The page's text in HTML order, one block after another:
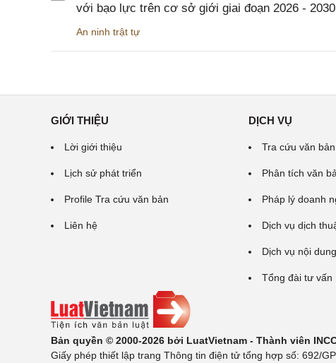
với bạo lực trên cơ sở giới giai đoạn 2026 -
An ninh trật tự
GIỚI THIỆU
Lời giới thiệu
Lịch sử phát triển
Profile Tra cứu văn bản
Liên hệ
DỊCH VỤ
Tra cứu văn bản
Phân tích văn
Pháp lý doanh
Dịch vụ dịch
Dịch vụ nội dung
Tổng đài tư vấn
Bản quyền © 2000-2026 bởi LuatVietnam - Thành viên
Giấy phép thiết lập trang Thông tin điện tử tổng hợp số: 692/